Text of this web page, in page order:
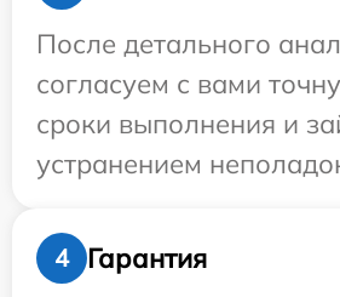
После детального
согласуем с вами
сроки выполнения и
устранением
4
Гарантия